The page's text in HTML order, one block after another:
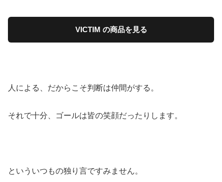
VICTIM の商品を見る
人による、だからこそ判断は仲間がする。
それで十分、ゴールは皆の笑顔だったりします。
といういつもの独り言ですみません。